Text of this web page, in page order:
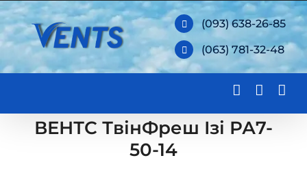
Skip
to
content
(093) 638-26-85
(063) 781-32-48
ВЕНТС ТвінФреш Ізі РА7-
50-14